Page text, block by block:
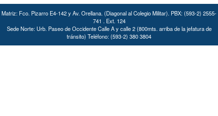
Matriz: Fco. Pizarro E4-142 y Av. Orellana. (Diagonal al Colegio Militar). PBX: (593-2) 2555-
741 . Ext. 124
Sede Norte: Urb. Paseo de Occidente Calle A y calle 2 (800mts. arriba de la jefatura de
tránsito) Teléfono: (593-2) 380 3804